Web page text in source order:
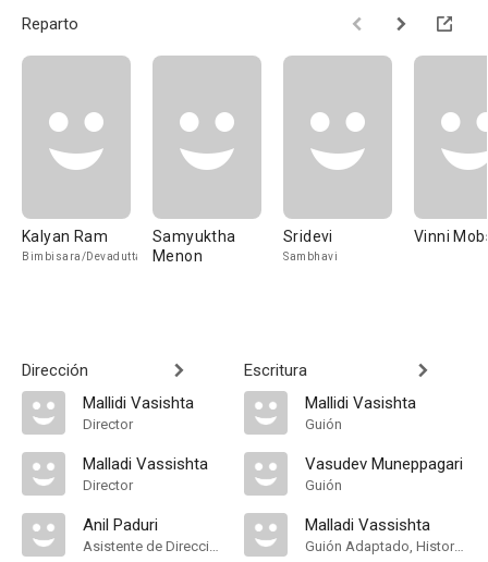
Reparto
Kalyan Ram
Bimbisara/Devadutta
Samyuktha
Menon
Sridevi
Sambhavi
Vinni
Dirección
Mallidi Vasishta
Director
Malladi Vassishta
Director
Anil Paduri
Asistente de Dirección
Escritura
Mallidi Vasishta
Guión
Vasudev Muneppagari
Guión
Malladi Vassishta
Guión Adaptado, Historia, Dialogue